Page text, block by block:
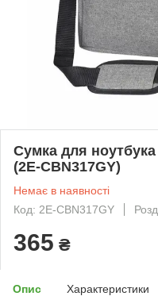
Сумка для
(2E-CBN317GY)
Немає в наявності
Код: 2E-CBN317GY
365 ₴
Опис Характеристики